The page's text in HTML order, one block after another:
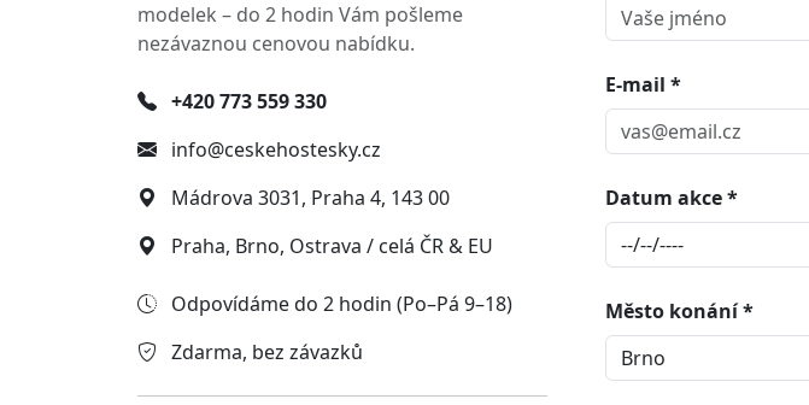
modelek – do 2 hodin Vám pošleme
nezávaznou cenovou nabídku.
+420 773 559 330
info@ceskehostesky.cz
Mádrova 3031, Praha 4, 143 00
Praha, Brno, Ostrava / celá ČR & EU
Odpovídáme do 2 hodin (Po–Pá 9–18)
Zdarma, bez závazků
E-mail *
Datum akce *
Město konání *